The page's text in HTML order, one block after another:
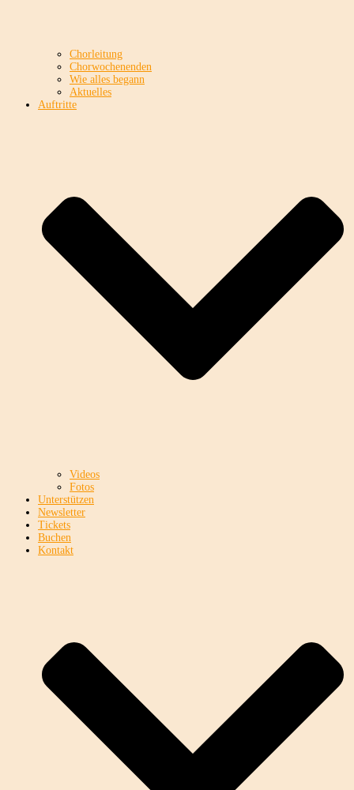
Chorleitung
Chorwochenenden
Wie alles begann
Aktuelles
Auftritte
Videos
Fotos
Unterstützen
Newsletter
Tickets
Buchen
Kontakt